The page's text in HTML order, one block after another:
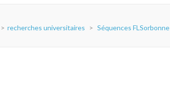
> recherches universitaires > Séquences FLSorbonne